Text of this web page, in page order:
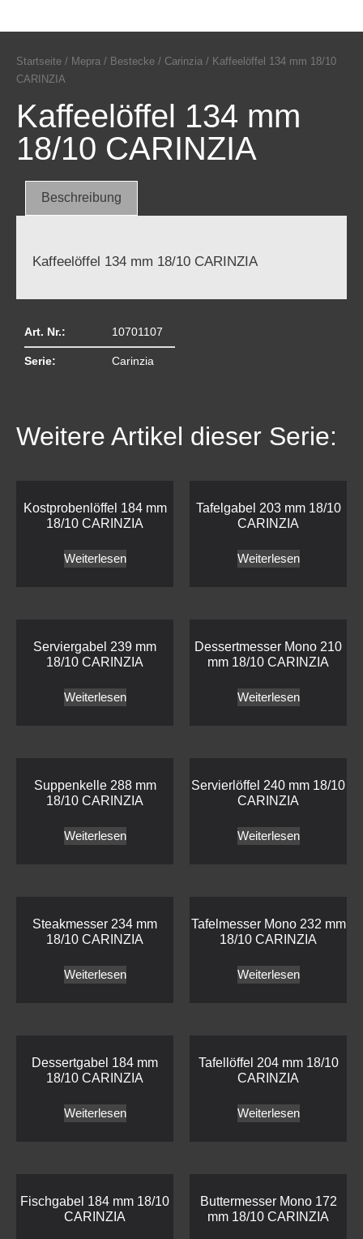
Startseite / Mepra / Bestecke / Carinzia / Kaffeelöffel 134 mm 18/10
CARINZIA
Kaffeelöffel 134 mm
18/10 CARINZIA
Beschreibung
Kaffeelöffel 134 mm 18/10 CARINZIA
Art. Nr.: 10701107
Serie: Carinzia
Weitere Artikel dieser Serie:
Kostprobenlöffel 184 mm
18/10 CARINZIA
Weiterlesen
Tafelgabel 203 mm 18/10
CARINZIA
Weiterlesen
Serviergabel 239 mm
18/10 CARINZIA
Weiterlesen
Dessertmesser Mono 210
mm 18/10 CARINZIA
Weiterlesen
Suppenkelle 288 mm
18/10 CARINZIA
Weiterlesen
Servierlöffel 240 mm 18/10
CARINZIA
Weiterlesen
Steakmesser 234 mm
18/10 CARINZIA
Weiterlesen
Tafelmesser Mono 232 mm
18/10 CARINZIA
Weiterlesen
Dessertgabel 184 mm
18/10 CARINZIA
Weiterlesen
Tafellöffel 204 mm 18/10
CARINZIA
Weiterlesen
Fischgabel 184 mm 18/10
CARINZIA
Buttermesser Mono 172
mm 18/10 CARINZIA